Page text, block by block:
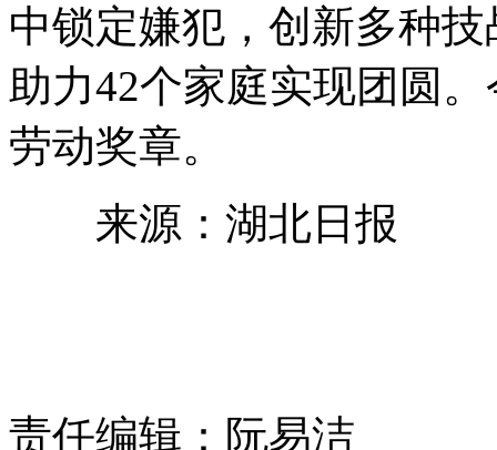
中锁定嫌犯，创新多种
助力42个家庭实现团圆
劳动奖章。
来源：湖北日报
责任编辑：阮易洁